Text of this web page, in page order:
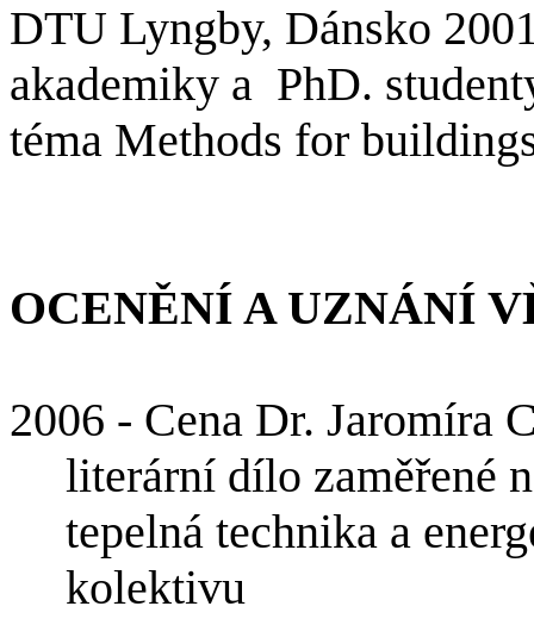
DTU Lyngby, Dánsko
akademiky a PhD.
téma Methods for
OCENĚNÍ A UZNÁNÍ
2006 - Cena Dr. Jaromíra
literární dílo zaměřené
tepelná technika a
kolektivu